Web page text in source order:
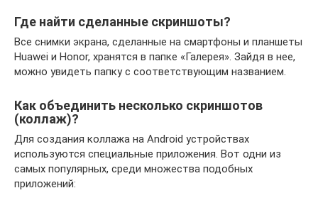
Где найти сделанные скриншоты?
Все снимки экрана, сделанные на смартфоны и планшеты
Huawei и Honor, хранятся в папке «Галерея». Зайдя в нее,
можно увидеть папку с соответствующим названием.
Как объединить несколько скриншотов
(коллаж)?
Для создания коллажа на Android устройствах
используются специальные приложения. Вот одни из
самых популярных, среди множества подобных
приложений: